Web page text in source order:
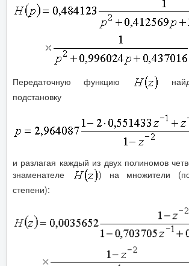
Передаточную функцию
подстановку
и разлагая каждый из двух полиномов
знаменателе
) на множители
степени):